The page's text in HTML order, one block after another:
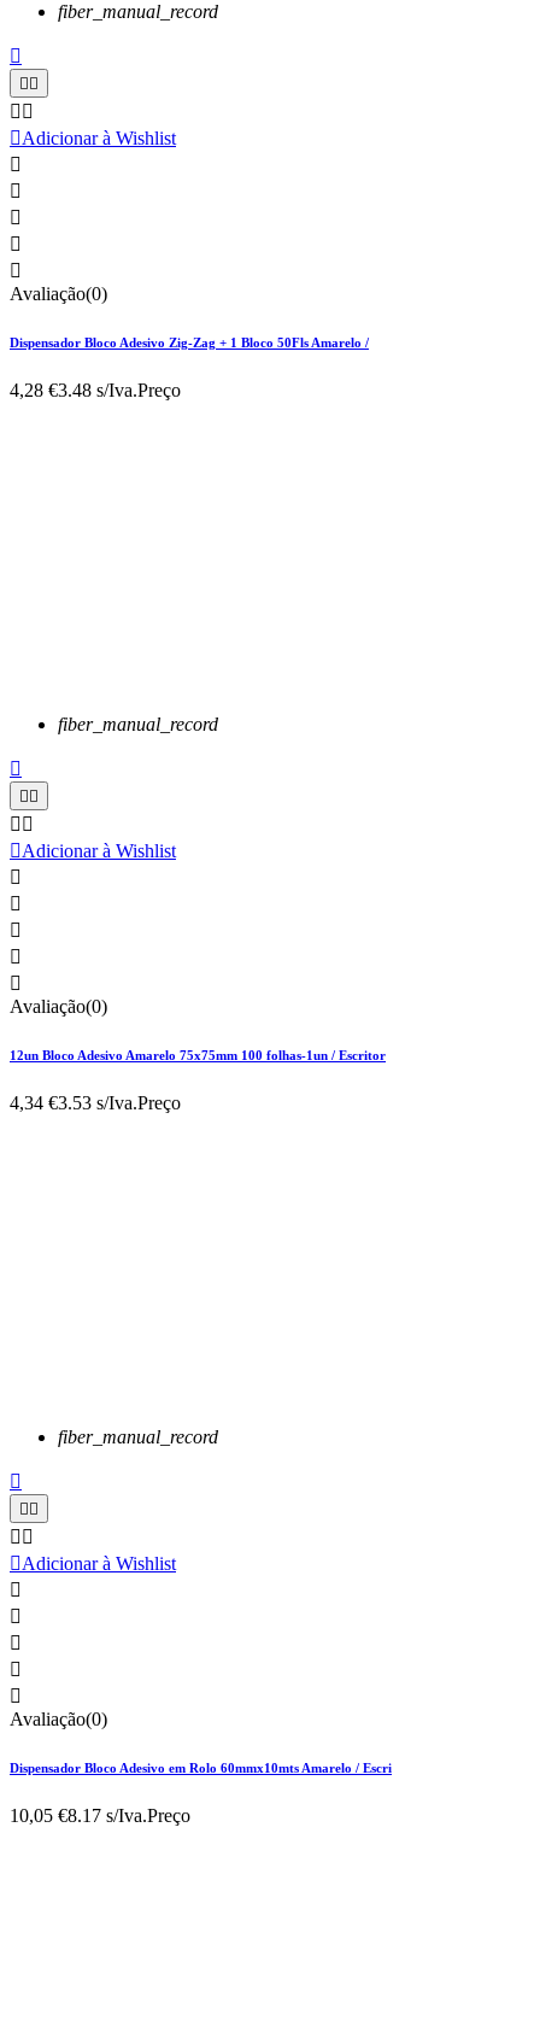
fiber_manual_record

 
 
Adicionar à Wishlist





Avaliação(0)
Dispensador Bloco Adesivo Zig-Zag + 1 Bloco 50Fls Amarelo /
4,28 €3.48 s/Iva.Preço
fiber_manual_record

 
 
Adicionar à Wishlist





Avaliação(0)
12un Bloco Adesivo Amarelo 75x75mm 100 folhas-1un / Escritor
4,34 €3.53 s/Iva.Preço
fiber_manual_record

 
 
Adicionar à Wishlist





Avaliação(0)
Dispensador Bloco Adesivo em Rolo 60mmx10mts Amarelo / Escri
10,05 €8.17 s/Iva.Preço